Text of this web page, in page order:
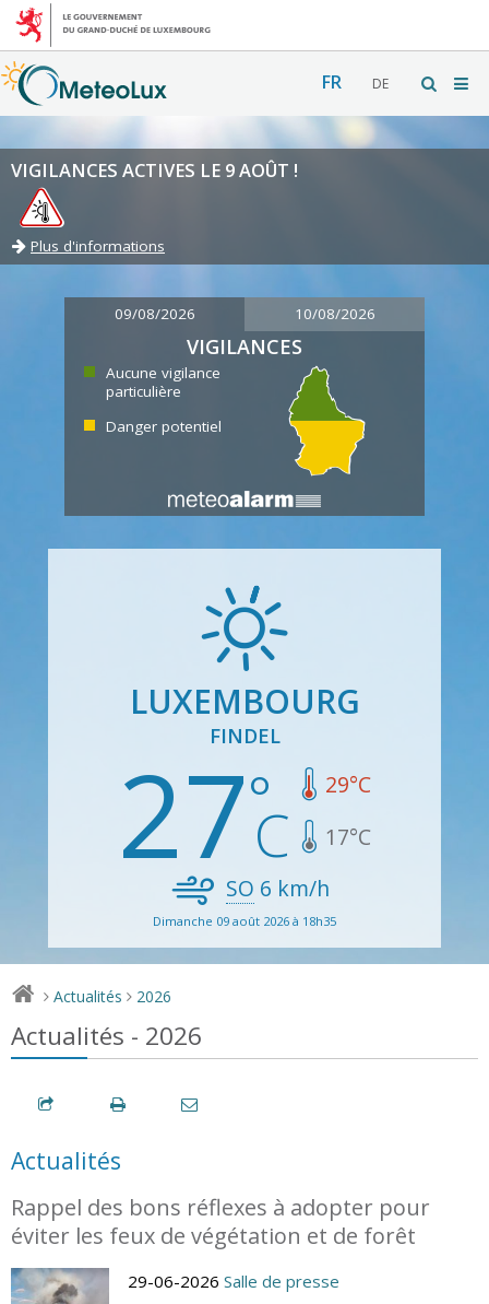
FR DE
VIGILANCES ACTIVES LE 9 AOÛT !
Plus d'informations
09/08/2026 10/08/2026
VIGILANCES
Aucune vigilance
particulière
Danger potentiel
LUXEMBOURG
FINDEL
27 29°C
17°C
SO 6 km/h
Dimanche 09 août 2026 à 18h35
> Actualités > 2026
Actualités - 2026
Actualités
Rappel des bons réflexes à adopter pour
éviter les feux de végétation et de forêt
29-06-2026 Salle de presse